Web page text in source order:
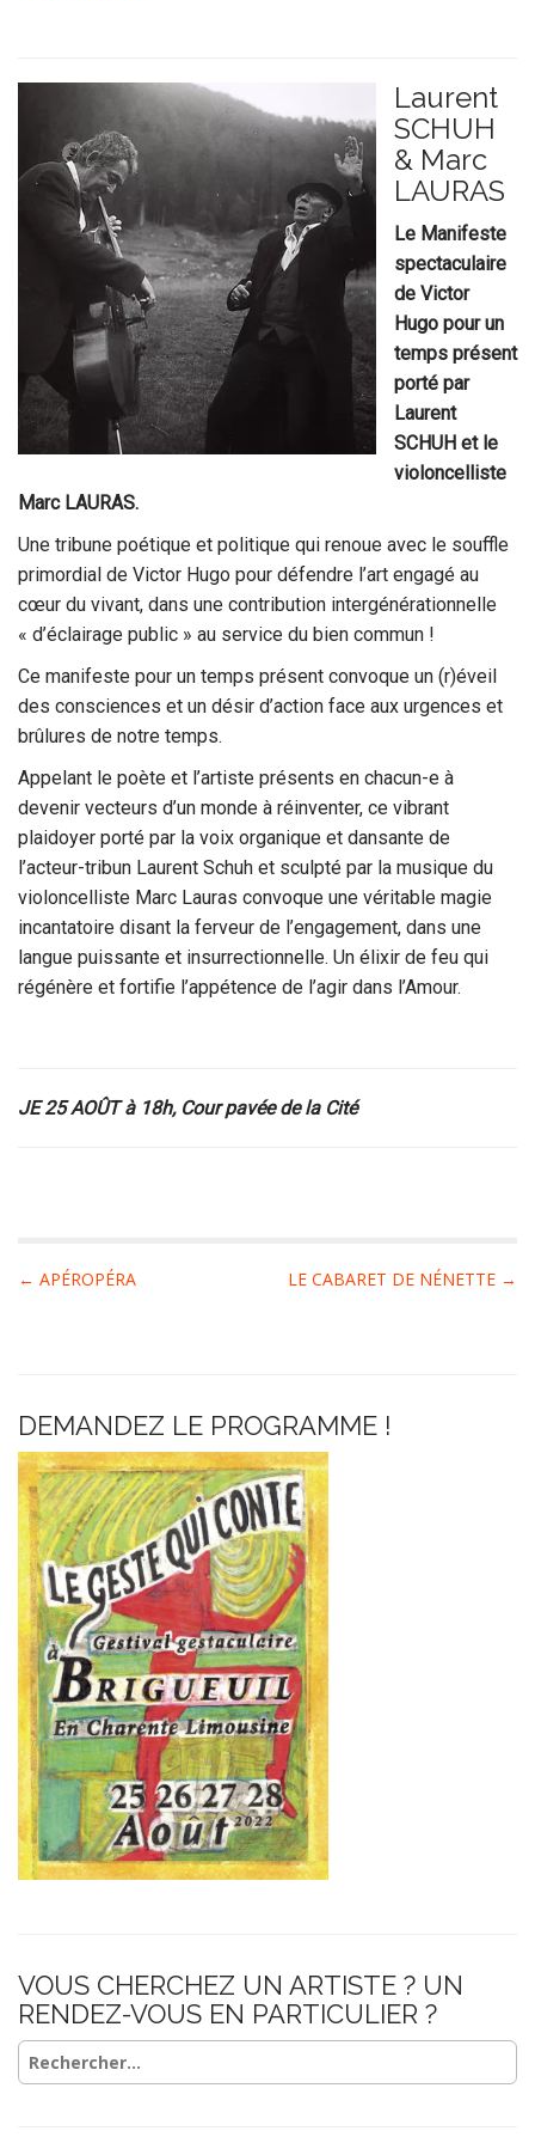
Laurent
SCHUH
& Marc
LAURAS
Le Manifeste
spectaculaire
de Victor
Hugo pour un
temps présent
porté par
Laurent
SCHUH et le
violoncelliste
Marc LAURAS.
Une tribune poétique et politique qui renoue avec le souffle
primordial de Victor Hugo pour défendre l’art engagé au
cœur du vivant, dans une contribution intergénérationnelle
« d’éclairage public » au service du bien commun !
Ce manifeste pour un temps présent convoque un (r)éveil
des consciences et un désir d’action face aux urgences et
brûlures de notre temps.
Appelant le poète et l’artiste présents en chacun-e à
devenir vecteurs d’un monde à réinventer, ce vibrant
plaidoyer porté par la voix organique et dansante de
l’acteur-tribun Laurent Schuh et sculpté par la musique du
violoncelliste Marc Lauras convoque une véritable magie
incantatoire disant la ferveur de l’engagement, dans une
langue puissante et insurrectionnelle. Un élixir de feu qui
régénère et fortifie l’appétence de l’agir dans l’Amour.
JE 25 AOÛT à 18h, Cour pavée de la Cité
P
a
v
i
g
a
t
i
o
n
← APÉROPÉRA LE CABARET DE NÉNETTE →
DEMANDEZ LE PROGRAMME !
VOUS CHERCHEZ UN ARTISTE ? UN
RENDEZ-VOUS EN PARTICULIER ?
Rechercher :